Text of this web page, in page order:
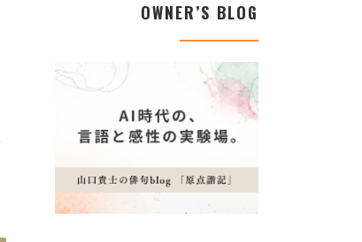
OWNER’S BLOG